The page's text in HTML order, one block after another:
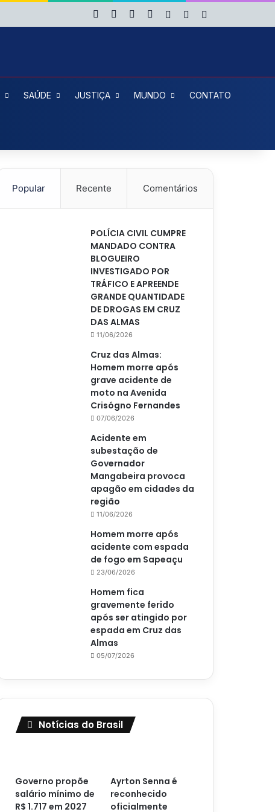
Facebook YouTubeInstagram
Entrar Artigo aleatório
SAÚDE JUSTIÇA MUNDO CONTATO
Popular Recente Comentários
POLÍCIA CIVIL CUMPRE
MANDADO CONTRA
BLOGUEIRO
INVESTIGADO POR
TRÁFICO E APREENDE
GRANDE QUANTIDADE
DE DROGAS EM CRUZ
DAS ALMAS
11/06/2026
Cruz das Almas:
Homem morre após
grave acidente de
moto na Avenida
Crisógno Fernandes
07/06/2026
Acidente em
subestação de
Governador
Mangabeira provoca
apagão em cidades da
região
11/06/2026
Homem morre após
acidente com espada
de fogo em Sapeaçu
23/06/2026
Homem fica
gravemente ferido
após ser atingido por
espada em Cruz das
Almas
05/07/2026
Notícias do Brasil
Governo propõe
salário mínimo de
R$ 1.717 em 2027
Ayrton Senna é
reconhecido
oficialmente